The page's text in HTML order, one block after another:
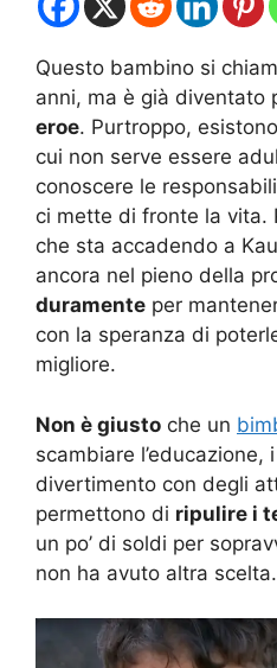
Questo bambino si
anni, ma è già diventato
eroe. Purtroppo,
cui non serve essere
conoscere le
ci mette di fronte la vita.
che sta accadendo a
ancora nel pieno della
duramente per
con la speranza di
migliore.
Non è giusto che un
scambiare l’educazione,
divertimento con degli
permettono di ripulire i
un po’ di soldi per
non ha avuto altra scelta.